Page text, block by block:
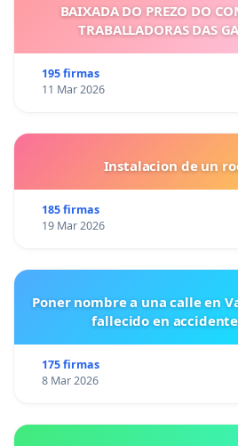
BAIXADA DO PREZO DO
TRABALLADORAS DAS
195 firmas
11 Mar 2026
Instalacion de un
185 firmas
19 Mar 2026
Poner nombre a una calle en
fallecido en
175 firmas
8 Mar 2026